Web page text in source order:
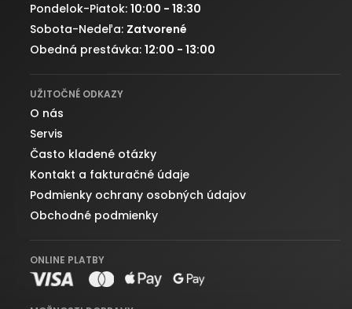
Pondelok-Piatok: 10:00 - 18:30
Sobota-Nedeľa: Zatvorené
Obedná prestávka: 12:00 - 13:00
UŽITOČNÉ ODKAZY
O nás
Servis
Často kladené otázky
Kontakt a fakturačné údaje
Podmienky ochrany osobných údajov
Obchodné podmienky
ONLINE PLATBY